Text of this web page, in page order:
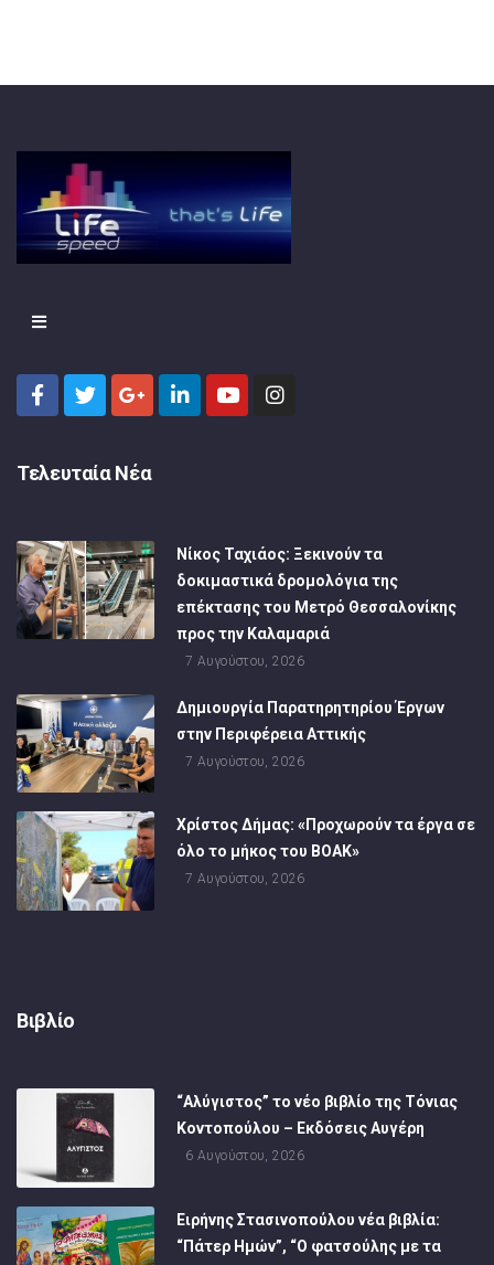
Τελευταία Νέα
Νίκος Ταχιάος: Ξεκινούν τα
δοκιμαστικά δρομολόγια της
επέκτασης του Μετρό Θεσσαλονίκης
προς την Καλαμαριά
7 Αυγούστου, 2026
Δημιουργία Παρατηρητηρίου Έργων
στην Περιφέρεια Αττικής
7 Αυγούστου, 2026
Χρίστος Δήμας: «Προχωρούν τα έργα σε
όλο το μήκος του ΒΟΑΚ»
7 Αυγούστου, 2026
Βιβλίο
“Αλύγιστος” το νέο βιβλίο της Τόνιας
Κοντοπούλου – Εκδόσεις Αυγέρη
6 Αυγούστου, 2026
Ειρήνης Στασινοπούλου νέα βιβλία:
“Πάτερ Ημών”, “Ο φατσούλης με τα